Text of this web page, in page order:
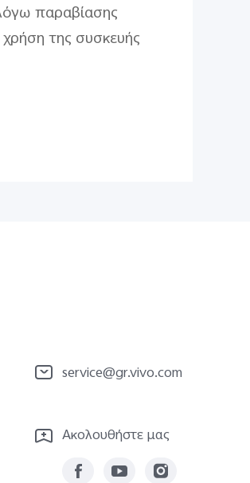
παραβίασης
της συσκευής
service@gr.vivo.com
Ακολουθήστε μας